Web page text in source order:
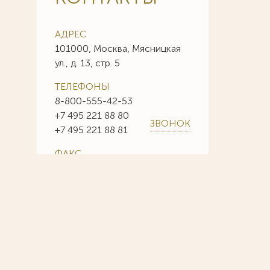
АДРЕС
101000, Москва, Мясницкая
ул., д. 13, стр. 5
ТЕЛЕФОНЫ
8-800-555-42-53
+7 495 221 88 80
+7 495 221 88 81
ЗВОНОК
ФАКС